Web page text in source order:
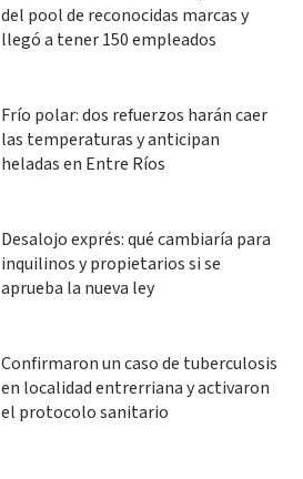
del pool de reconocidas marcas y
llegó a tener 150 empleados
Frío polar: dos refuerzos harán caer
las temperaturas y anticipan
heladas en Entre Ríos
Desalojo exprés: qué cambiaría para
inquilinos y propietarios si se
aprueba la nueva ley
Confirmaron un caso de tuberculosis
en localidad entrerriana y activaron
el protocolo sanitario